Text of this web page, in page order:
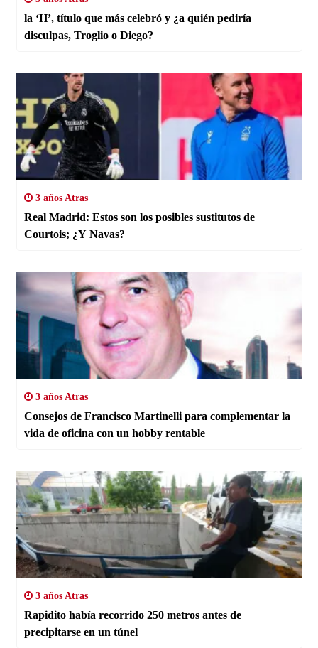
la ‘H’, título que más celebró y ¿a quién pediría
disculpas, Troglio o Diego?
3 años Atras
Real Madrid: Estos son los posibles sustitutos de
Courtois; ¿Y Navas?
3 años Atras
Consejos de Francisco Martinelli para complementar la
vida de oficina con un hobby rentable
3 años Atras
Rapidito había recorrido 250 metros antes de
precipitarse en un túnel